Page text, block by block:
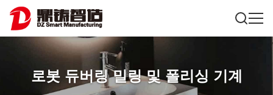
로봇 듀버링 밀링 및 폴리싱 기계